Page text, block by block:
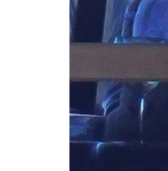
Pedro Sánchez
Publicado: 07 de